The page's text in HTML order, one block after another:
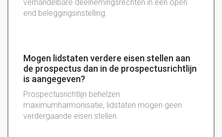
verhandelbare deelnemingsrechten in een open
end beleggingsinstelling.
Mogen lidstaten verdere eisen stellen aan
de prospectus dan in de prospectusrichtlijn
is aangegeven?
Prospectusrichtlijn behelzen
maximumharmonisatie, lidstaten mogen geen
verdergaande eisen stellen.